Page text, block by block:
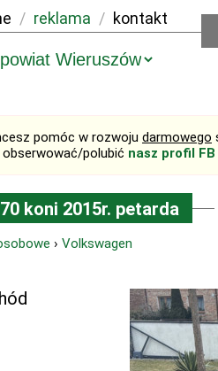
/ reklama / kontakt
pomóc w rozwoju darmowego
polubić nasz profil FB
koni 2015r. petarda
› Volkswagen